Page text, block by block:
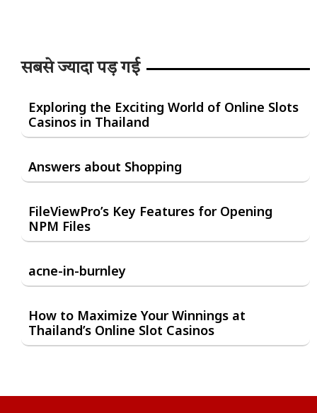
सबसे ज्यादा पड़ गई
Exploring the Exciting World of Online Slots
Casinos in Thailand
Answers about Shopping
FileViewPro’s Key Features for Opening
NPM Files
acne-in-burnley
How to Maximize Your Winnings at
Thailand’s Online Slot Casinos